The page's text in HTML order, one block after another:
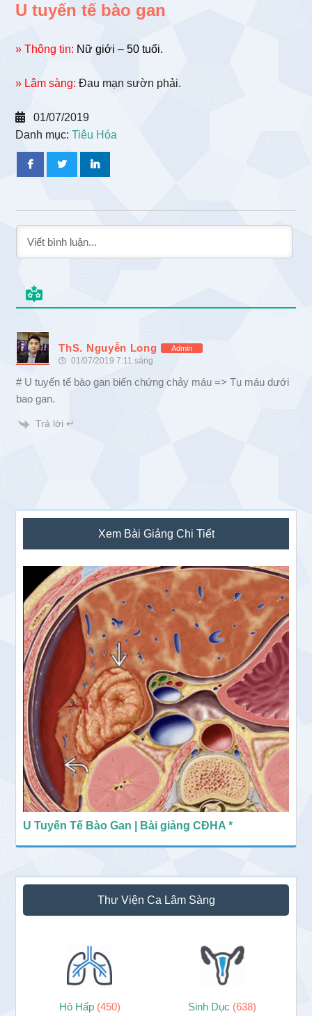
U tuyến tế bào gan
» Thông tin: Nữ giới – 50 tuổi.
» Lâm sàng: Đau mạn sườn phải.
01/07/2019
Danh mục:Tiêu Hóa
ThS. Nguyễn Long Admin
01/07/2019 7:11 sáng
# U tuyến tế bào gan biến chứng chảy máu => Tụ máu dưới
bao gan.
Trả lời ↵
Sidebar
chính
Xem Bài Giảng Chi Tiết
U Tuyến Tế Bào Gan | Bài giảng CĐHA *
Thư Viện Ca Lâm Sàng
Hô Hấp (450) Sinh Dục (638)